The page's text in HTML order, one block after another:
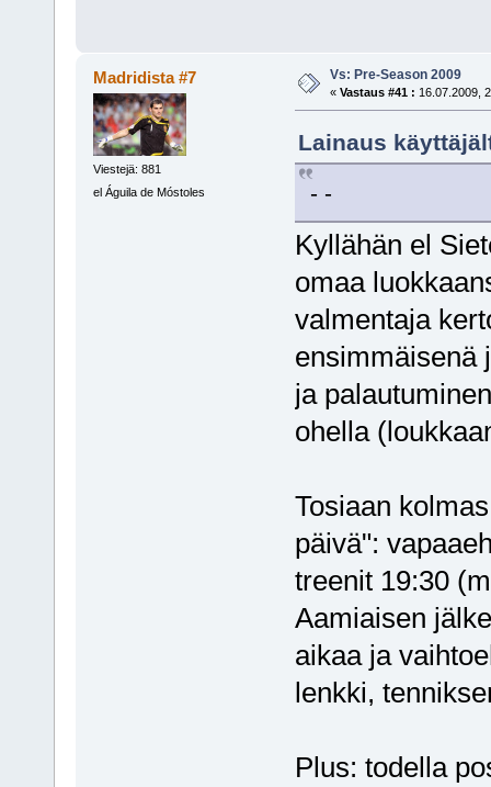
Madridista #7
Viestejä: 881
el Águila de Móstoles
Vs: Pre-Season 2009
« Vastaus #41 : 16.07.2009,
Lainaus
- -
Kyllähän el
omaa
valmentaja
ensimmäisenä
ja
ohella
Tosiaan
päivä":
treenit 19:30
Aamiaisen
aikaa ja
lenkki,
Plus: todella